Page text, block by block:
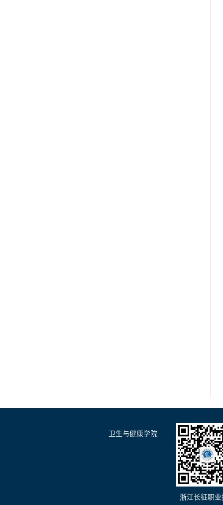
卫生与健康学院
浙江长征职业